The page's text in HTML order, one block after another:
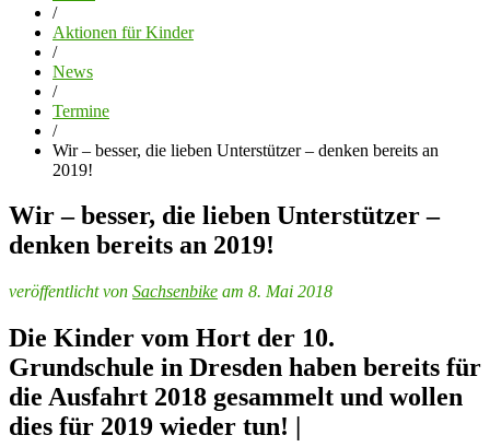
/
Aktionen für Kinder
/
News
/
Termine
/
Wir – besser, die lieben Unterstützer – denken bereits an
2019!
Wir – besser, die lieben Unterstützer –
denken bereits an 2019!
veröffentlicht von Sachsenbike am 8. Mai 2018
Die Kinder vom Hort der 10.
Grundschule in Dresden haben bereits für
die Ausfahrt 2018 gesammelt und wollen
dies für 2019 wieder tun! |